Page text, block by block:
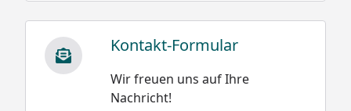
Kontakt-Formular
Wir freuen uns auf Ihre
Nachricht!